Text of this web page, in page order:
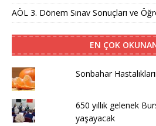
AÖL 3. Dönem Sınav Sonuçları ve
EN ÇOK
Sonbahar
650 yıllık gelenek
yaşayacak